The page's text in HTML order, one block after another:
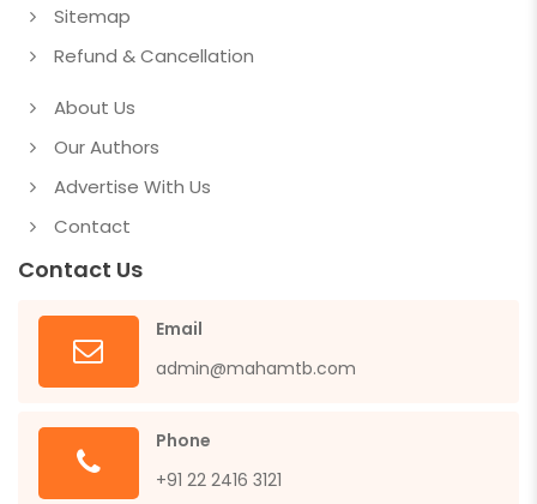
Sitemap
Refund & Cancellation
About Us
Our Authors
Advertise With Us
Contact
Contact Us
Email
admin@mahamtb.com
Phone
+91 22 2416 3121